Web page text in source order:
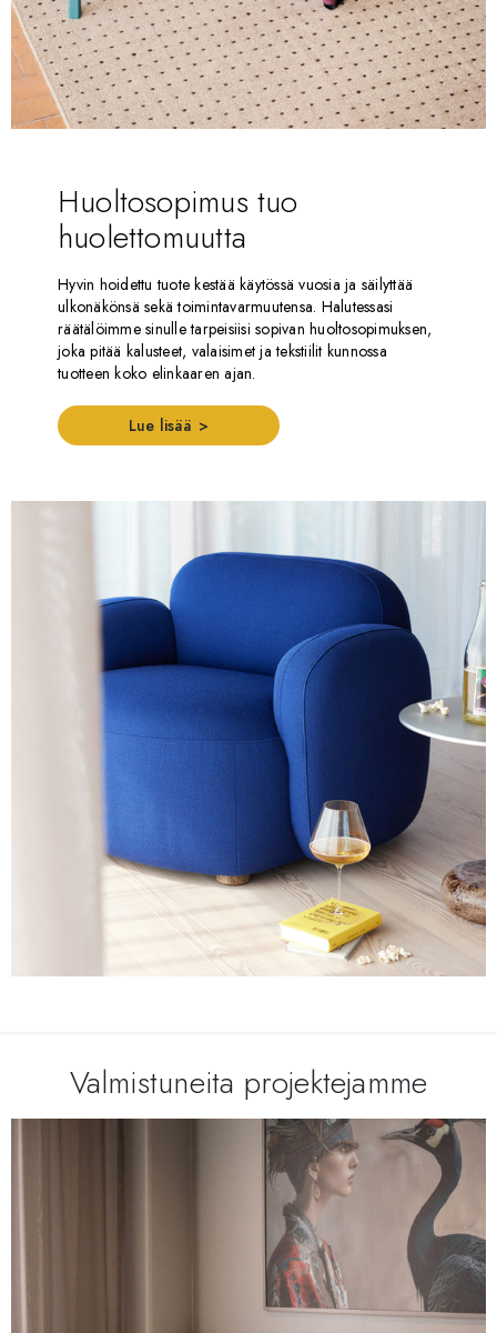
Huoltosopimus tuo
huolettomuutta
Hyvin hoidettu tuote kestää käytössä vuosia ja säilyttää
ulkonäkönsä sekä toimintavarmuutensa. Halutessasi
räätälöimme sinulle tarpeisiisi sopivan huoltosopimuksen,
joka pitää kalusteet, valaisimet ja tekstiilit kunnossa
tuotteen koko elinkaaren ajan.
Lue lisää
Valmistuneita projektejamme